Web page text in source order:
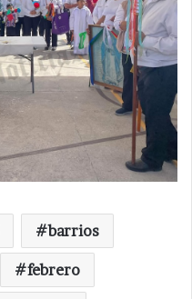
barrios
febrero